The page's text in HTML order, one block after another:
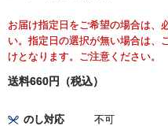
お届け指定日をご希望の場合は、
い。指定日の選択が無い場合は、
けとなります。ご注意ください。
送料660円（税込）
のし対応 不可